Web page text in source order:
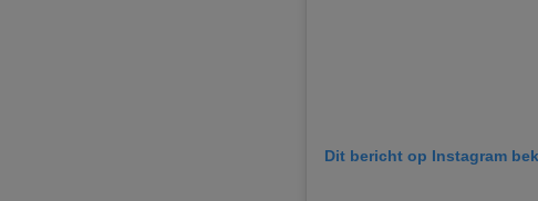
Dit bericht op Instagram